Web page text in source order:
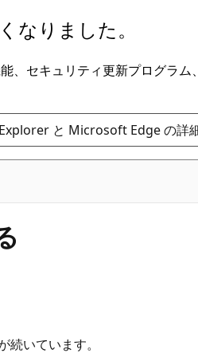
なりました。
セキュリティ更新プログラム
と Microsoft Edge の詳
いています。